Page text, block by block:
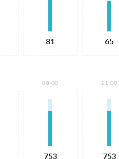
81 65
08:00
753
11:00
753